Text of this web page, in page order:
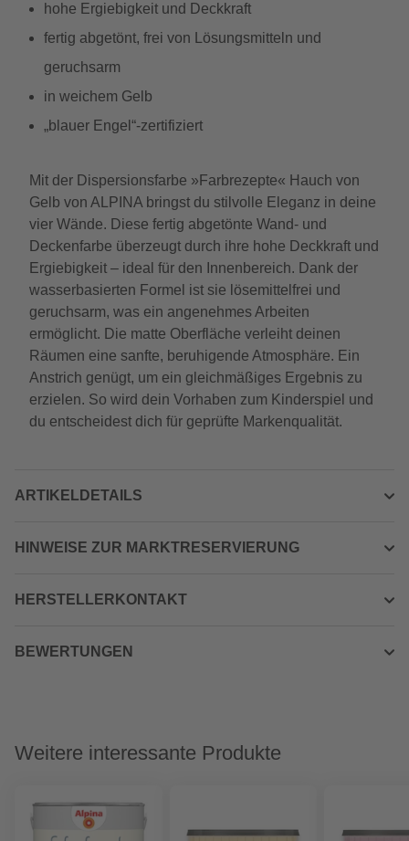
hohe Ergiebigkeit und Deckkraft
fertig abgetönt, frei von Lösungsmitteln und
geruchsarm
in weichem Gelb
„blauer Engel“-zertifiziert
Mit der Dispersionsfarbe »Farbrezepte« Hauch von
Gelb von ALPINA bringst du stilvolle Eleganz in deine
vier Wände. Diese fertig abgetönte Wand- und
Deckenfarbe überzeugt durch ihre hohe Deckkraft und
Ergiebigkeit – ideal für den Innenbereich. Dank der
wasserbasierten Formel ist sie lösemittelfrei und
geruchsarm, was ein angenehmes Arbeiten
ermöglicht. Die matte Oberfläche verleiht deinen
Räumen eine sanfte, beruhigende Atmosphäre. Ein
Anstrich genügt, um ein gleichmäßiges Ergebnis zu
erzielen. So wird dein Vorhaben zum Kinderspiel und
du entscheidest dich für geprüfte Markenqualität.
ARTIKELDETAILS
HINWEISE ZUR MARKTRESERVIERUNG
HERSTELLERKONTAKT
BEWERTUNGEN
Weitere interessante Produkte